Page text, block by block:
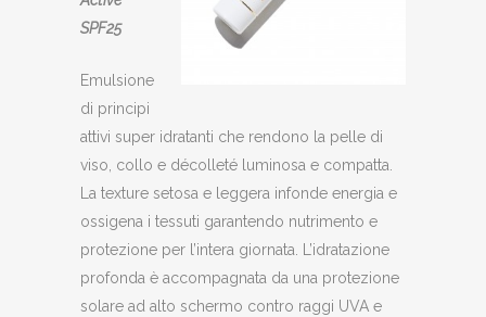
SPF25
Emulsione
di principi
attivi super idratanti che rendono la pelle di
viso, collo e décolleté luminosa e compatta.
La texture setosa e leggera infonde energia e
ossigena i tessuti garantendo nutrimento e
protezione per l’intera giornata. L’idratazione
profonda è accompagnata da una protezione
solare ad alto schermo contro raggi UVA e